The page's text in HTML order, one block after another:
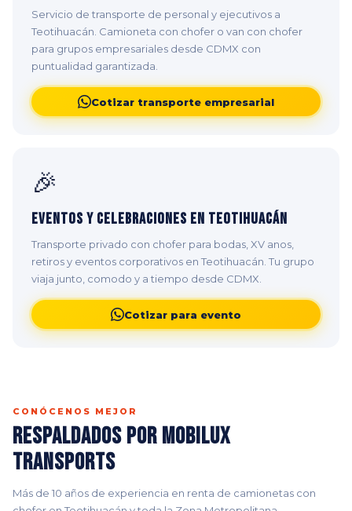
Servicio de transporte de personal y ejecutivos a
Teotihuacán. Camioneta con chofer o van con chofer
para grupos empresariales desde CDMX con
puntualidad garantizada.
Cotizar transporte empresarial
🎉
Eventos y Celebraciones en Teotihuacán
Transporte privado con chofer para bodas, XV anos,
retiros y eventos corporativos en Teotihuacán. Tu grupo
viaja junto, comodo y a tiempo desde CDMX.
Cotizar para evento
CONÓCENOS MEJOR
Respaldados por Mobilux
Transports
Más de 10 años de experiencia en renta de camionetas con